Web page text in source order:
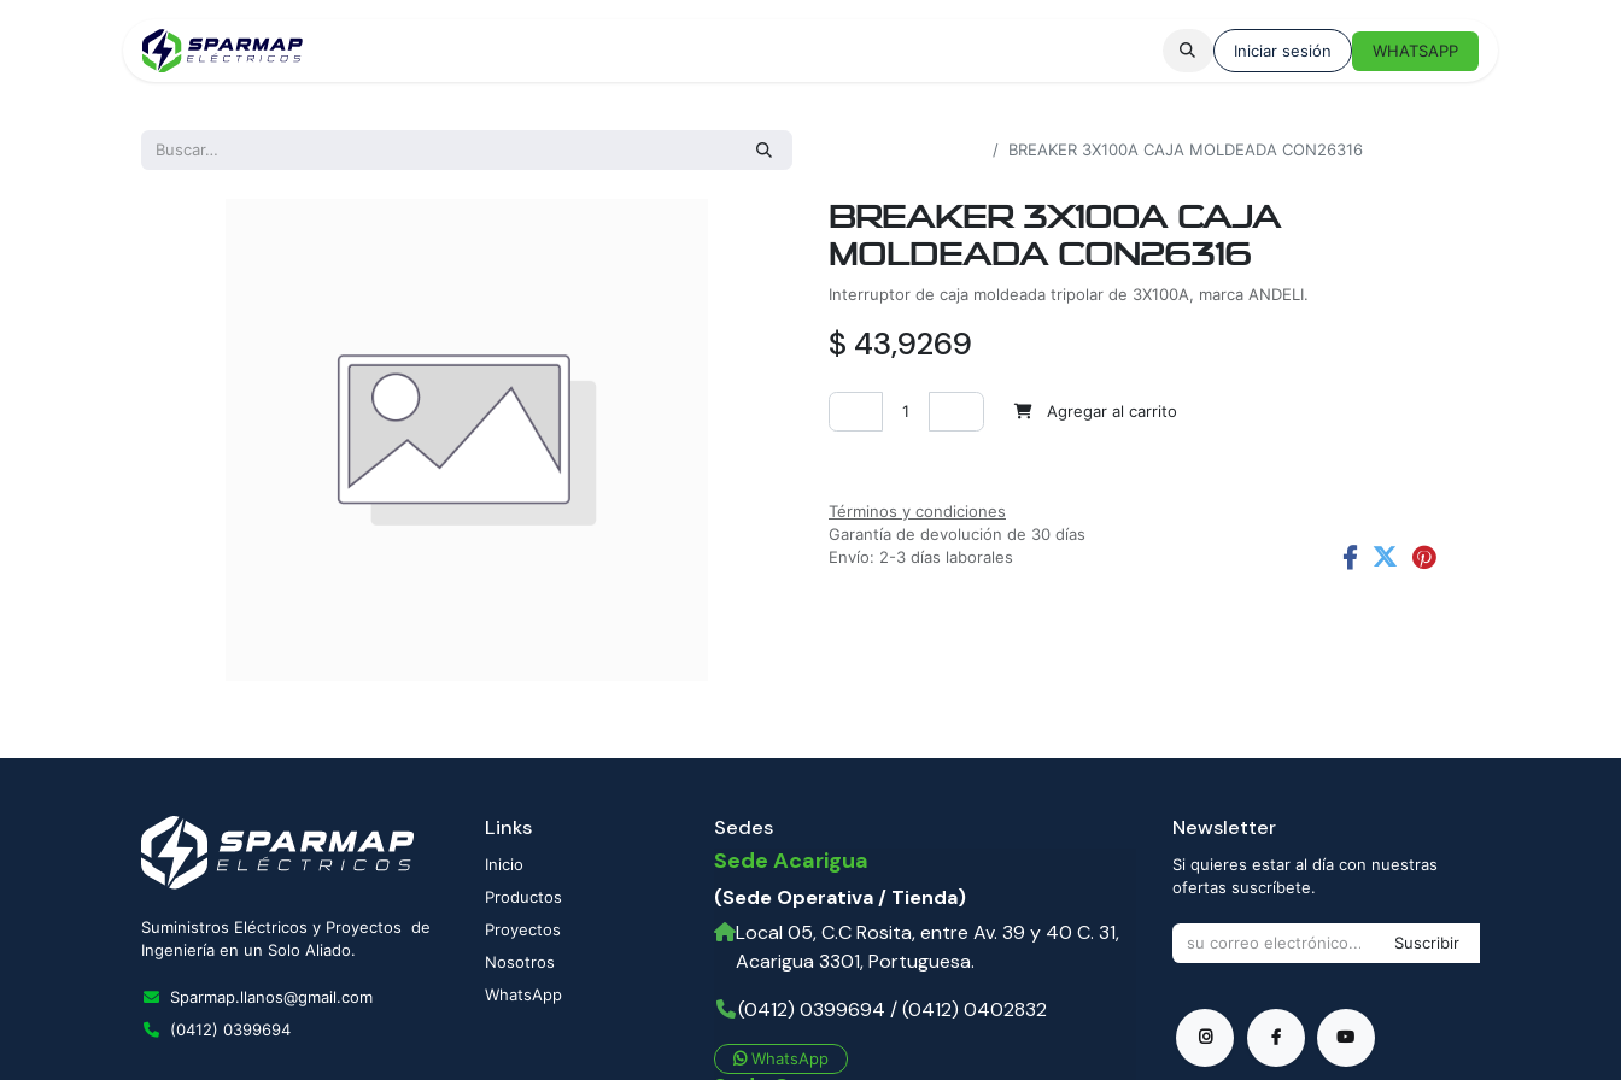
Iniciar sesión WHATSAPP
BREAKER 3X100A CAJA MOLDEADA CON26316
BREAKER 3X100A CAJA
MOLDEADA CON26316
Interruptor de caja moldeada tripolar de 3X100A, marca ANDELI.
$ 43,9269
Agregar al carrito
Términos y condiciones
Garantía de devolución de 30 días
Envío: 2-3 días laborales
Suministros Eléctricos y Proyectos de
Ingeniería en un Solo Aliado.
Sparmap.llanos@gmail.com
(0412) 0399694
Links
Inicio
Productos
Proyectos
Nosotros
WhatsApp
Sedes
Sede Acarigua
(Sede Operativa / Tienda)
Local 05, C.C Rosita, entre Av. 39 y 40 C. 31,
Acarigua 3301, Portuguesa.
(0412) 0399694 / (0412) 0402832
WhatsApp
Newsletter
Si quieres estar al día con nuestras
ofertas suscríbete.
Suscribir